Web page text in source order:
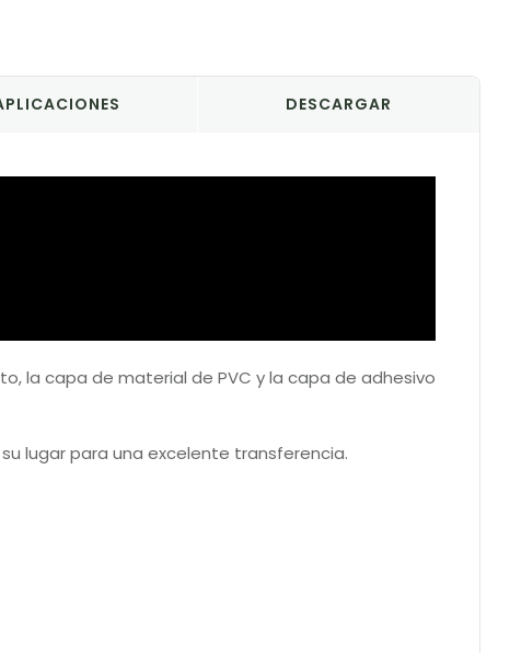
DESCARGAR
la capa de material de PVC y la capa de adhesivo
lugar para una excelente transferencia.